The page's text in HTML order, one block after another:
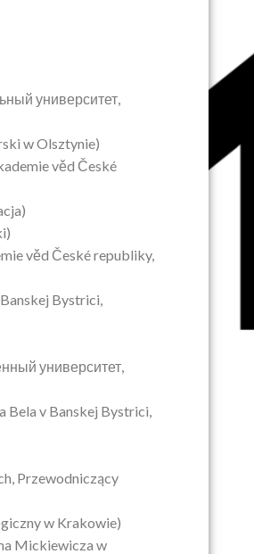
университет,
w Olsztynie)
věd České
věd České republiky,
Bystrici,
университет,
Bela v Banskej Bystrici,
Przewodniczący
w Krakowie)
Mickiewicza w